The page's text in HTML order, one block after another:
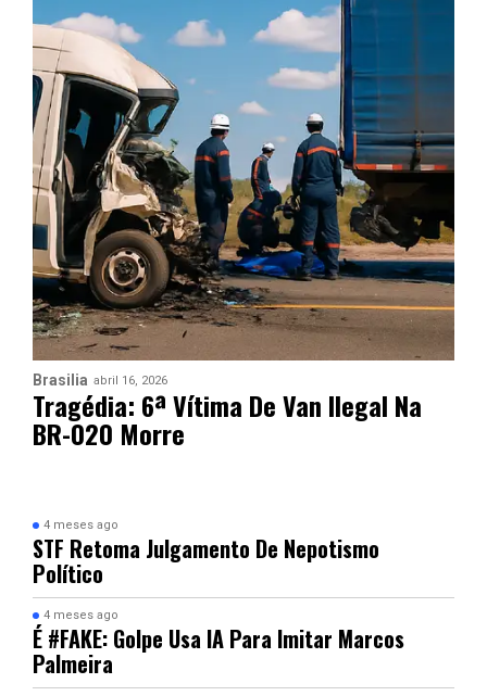
Brasilia abril 16, 2026
Tragédia: 6ª Vítima De Van Ilegal Na
BR-020 Morre
4 meses ago
STF Retoma Julgamento De Nepotismo
Político
4 meses ago
É #FAKE: Golpe Usa IA Para Imitar Marcos
Palmeira